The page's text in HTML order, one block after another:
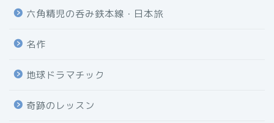
六角精児の呑み鉄本線・日本旅
名作
地球ドラマチック
奇跡のレッスン